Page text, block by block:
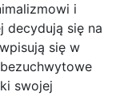
i
decydują się na
się w
swojej